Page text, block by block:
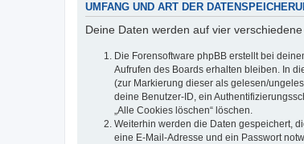
UMFANG UND ART DER
Deine Daten werden auf vier
Die Forensoftware phpBB erstellt bei
Aufrufen des Boards erhalten bleiben. In
(zur Markierung dieser als gelesen/
deine Benutzer-ID, ein
„Alle Cookies löschen“ löschen.
Weiterhin werden die Daten gespeichert,
eine E-Mail-Adresse und ein Passwort